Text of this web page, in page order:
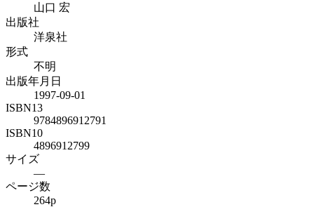
山口 宏
出版社
洋泉社
形式
不明
出版年月日
1997-09-01
ISBN13
9784896912791
ISBN10
4896912799
サイズ
—
ページ数
264p